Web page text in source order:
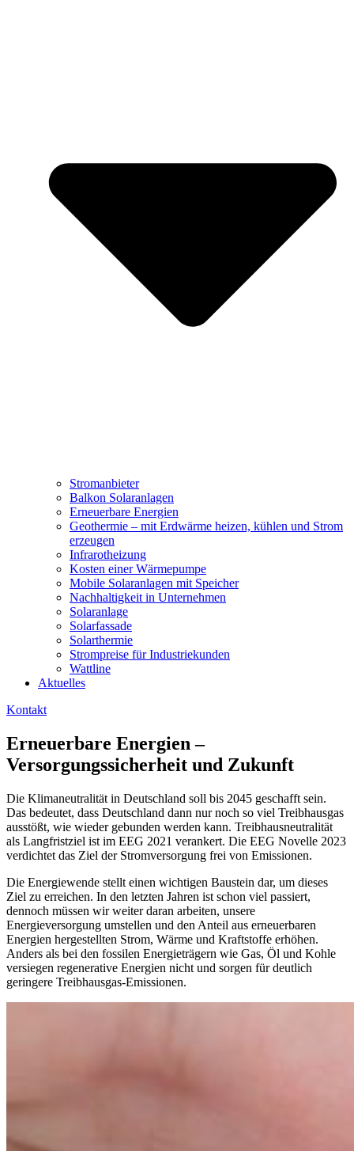
Stromanbieter
Balkon Solaranlagen
Erneuerbare Energien
Geothermie – mit Erdwärme heizen, kühlen und Strom
erzeugen
Infrarotheizung
Kosten einer Wärmepumpe
Mobile Solaranlagen mit Speicher
Nachhaltigkeit in Unternehmen
Solaranlage
Solarfassade
Solarthermie
Strompreise für Industriekunden
Wattline
Aktuelles
Kontakt
Erneuerbare Energien –
Versorgungssicherheit und Zukunft
Die Klimaneutralität in Deutschland soll bis 2045 geschafft sein.
Das bedeutet, dass Deutschland dann nur noch so viel Treibhausgas
ausstößt, wie wieder gebunden werden kann. Treibhausneutralität
als Langfristziel ist im EEG 2021 verankert. Die EEG Novelle 2023
verdichtet das Ziel der Stromversorgung frei von Emissionen.
Die Energiewende stellt einen wichtigen Baustein dar, um dieses
Ziel zu erreichen. In den letzten Jahren ist schon viel passiert,
dennoch müssen wir weiter daran arbeiten, unsere
Energieversorgung umstellen und den Anteil aus erneuerbaren
Energien hergestellten Strom, Wärme und Kraftstoffe erhöhen.
Anders als bei den fossilen Energieträgern wie Gas, Öl und Kohle
versiegen regenerative Energien nicht und sorgen für deutlich
geringere Treibhausgas-Emissionen.